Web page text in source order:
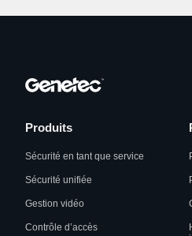
Produits
Sécurité en tant que service
Sécurité unifiée
Gestion vidéo
Contrôle d’accès